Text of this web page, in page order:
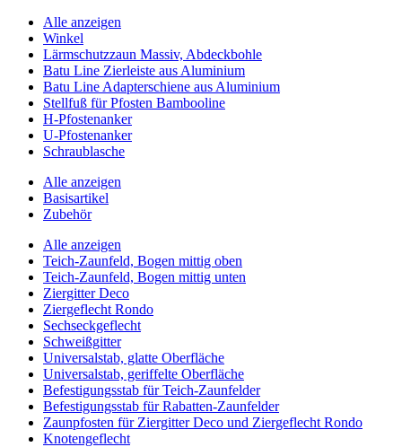
Alle anzeigen
Winkel
Lärmschutzzaun Massiv, Abdeckbohle
Batu Line Zierleiste aus Aluminium
Batu Line Adapterschiene aus Aluminium
Stellfuß für Pfosten Bambooline
H-Pfostenanker
U-Pfostenanker
Schraublasche
Alle anzeigen
Basisartikel
Zubehör
Alle anzeigen
Teich-Zaunfeld, Bogen mittig oben
Teich-Zaunfeld, Bogen mittig unten
Ziergitter Deco
Ziergeflecht Rondo
Sechseckgeflecht
Schweißgitter
Universalstab, glatte Oberfläche
Universalstab, geriffelte Oberfläche
Befestigungsstab für Teich-Zaunfelder
Befestigungsstab für Rabatten-Zaunfelder
Zaunpfosten für Ziergitter Deco und Ziergeflecht Rondo
Knotengeflecht